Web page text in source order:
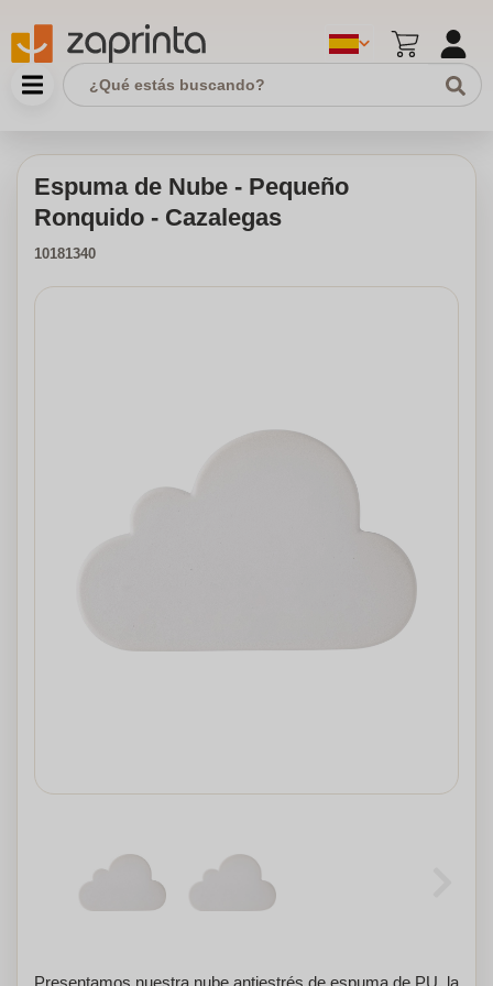
Espuma de Nube - Pequeño
Ronquido - Cazalegas
10181340
Presentamos nuestra nube antiestrés de espuma de PU, la